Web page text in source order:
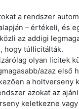
a rendszer
– értékeli, és
az addigi
hogy túllicitálták.
olyan licitek
azaz első
a holtverseny
azokat az
keletkezne